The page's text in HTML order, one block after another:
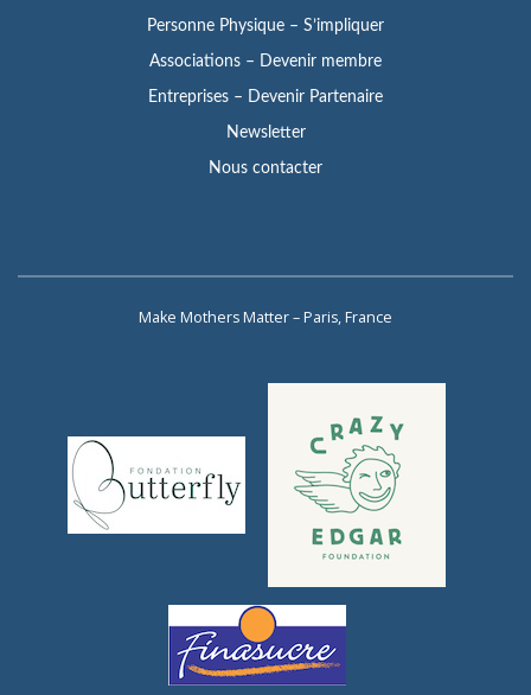
Personne Physique – S’impliquer
Associations – Devenir membre
Entreprises – Devenir Partenaire
Newsletter
Nous contacter
Make Mothers Matter – Paris, France